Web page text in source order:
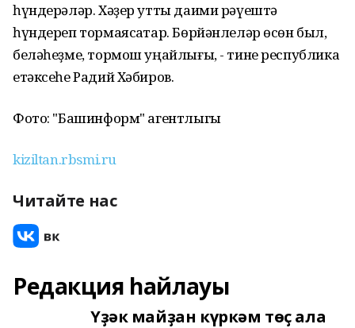
һүндерәләр. Хәҙер утты даими рәүештә
һүндереп тормаясаҡтар. Бөрйәнлеләр өсөн был,
беләһеҙме, тормош уңайлығы, - тине республика
етәксеһе Радий Хәбиров.
Фото: "Башинформ" агентлыгы
kiziltan.rbsmi.ru
Читайте нас
Редакция һайлауы
Үҙәк майҙан күркәм төҫ ала